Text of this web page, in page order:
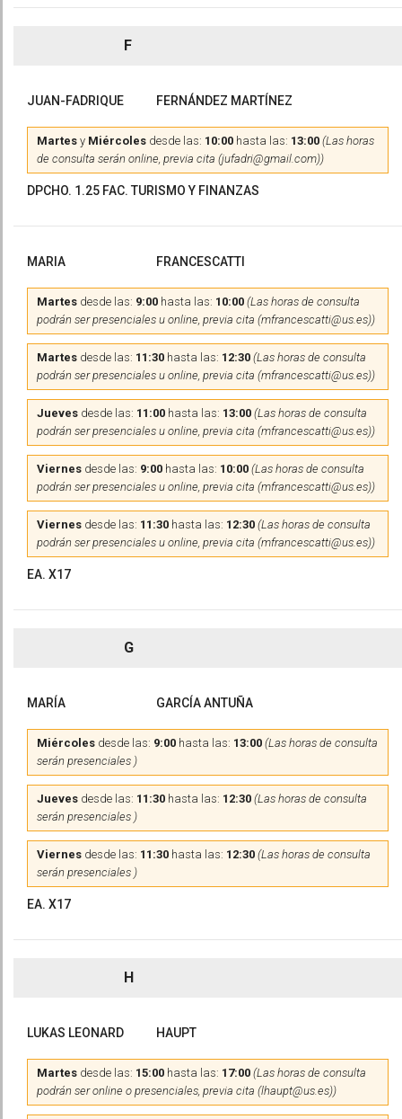
F
JUAN-FADRIQUE FERNÁNDEZ MARTÍNEZ
Martes y Miércoles desde las: 10:00 hasta las: 13:00 (Las horas
de consulta serán online, previa cita (jufadri@gmail.com))
DPCHO. 1.25 FAC. TURISMO Y FINANZAS
MARIA FRANCESCATTI
Martes desde las: 9:00 hasta las: 10:00 (Las horas de consulta
podrán ser presenciales u online, previa cita (mfrancescatti@us.es))
Martes desde las: 11:30 hasta las: 12:30 (Las horas de consulta
podrán ser presenciales u online, previa cita (mfrancescatti@us.es))
Jueves desde las: 11:00 hasta las: 13:00 (Las horas de consulta
podrán ser presenciales u online, previa cita (mfrancescatti@us.es))
Viernes desde las: 9:00 hasta las: 10:00 (Las horas de consulta
podrán ser presenciales u online, previa cita (mfrancescatti@us.es))
Viernes desde las: 11:30 hasta las: 12:30 (Las horas de consulta
podrán ser presenciales u online, previa cita (mfrancescatti@us.es))
EA. X17
G
MARÍA GARCÍA ANTUÑA
Miércoles desde las: 9:00 hasta las: 13:00 (Las horas de consulta
serán presenciales )
Jueves desde las: 11:30 hasta las: 12:30 (Las horas de consulta
serán presenciales )
Viernes desde las: 11:30 hasta las: 12:30 (Las horas de consulta
serán presenciales )
EA. X17
H
LUKAS LEONARD HAUPT
Martes desde las: 15:00 hasta las: 17:00 (Las horas de consulta
podrán ser online o presenciales, previa cita (lhaupt@us.es))